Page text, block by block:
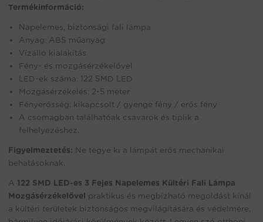
Termékinformáció:
Napelemes, biztonsági fali lámpa
Anyag: ABS műanyag
Vízálló kialakítás
Fény- és mozgásérzékelővel
LED-ek száma: 122 SMD LED
Mozgásérzékelés: 2-5 méter
Fényerősség: kikapcsolt / gyenge fény / erős fény
A csomagban találhatóak csavarok és tiplik a
felhelyezéshez.
Figyelmeztetés: Ne tegye ki a lámpát erős mechanikai
behatásoknak.
A 122 SMD LED-es 3 Fejes Napelemes Kültéri Fali Lámpa
Mozgásérzékelővel praktikus és megbízható megoldást kínál
a kültéri területek biztonságos megvilágítására és védelmére,